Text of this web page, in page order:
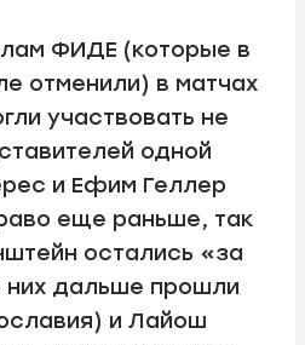
ФИДЕ (которые в
отменили) в матчах
участвовать не
одной
и Ефим Геллер
еще раньше, так
остались «за
них дальше прошли
и Лайош